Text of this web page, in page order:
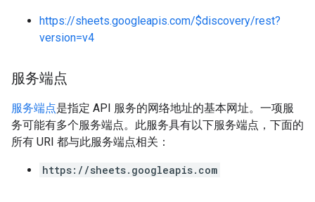
https://sheets.googleapis.com/$discovery/rest?
version=v4
服务端点
服务端点是指定 API 服务的网络地址的基本网址。一项服
务可能有多个服务端点。此服务具有以下服务端点，下面的
所有 URI 都与此服务端点相关：
https://sheets.googleapis.com